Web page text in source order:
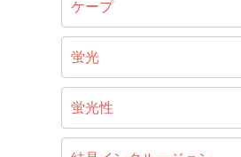
ケープ
蛍光
蛍光性